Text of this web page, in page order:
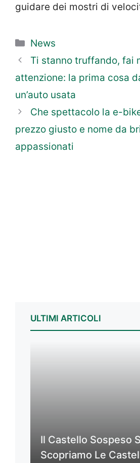
guidare dei mostri di
Categorie
News
Ti stanno truffando, fai
attenzione: la prima cosa
un’auto usata
Che spettacolo la e-
prezzo giusto e nome da
appassionati
ULTIMI ARTICOLI
Il Castello Sospeso
Scopriamo Le